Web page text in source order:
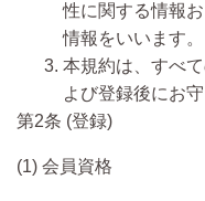
性に関する情報
情報をいいます。
本規約は、すべ
よび登録後にお
第2条 (登録)
(1) 会員資格